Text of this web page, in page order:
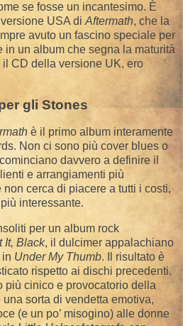
se fosse un incantesimo. È
USA di Aftermath, che la
avuto un fascino speciale per
in un album che segna la maturità
CD della versione UK, ero
gli Stones
è il primo album interamente
Non ci sono più cover blues o
davvero a definire il
e arrangiamenti più
cerca di piacere a tutti i costi,
interessante.
per un album rock
It, Black, il dulcimer appalachiano
in Under My Thumb. Il risultato è
rispetto ai dischi precedenti.
più cinico e provocatorio della
una sorta di vendetta emotiva,
(e un po’ misogino) alle donne